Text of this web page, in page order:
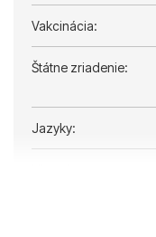
Vakcinácia:
Štátne zriadenie:
Jazyky: